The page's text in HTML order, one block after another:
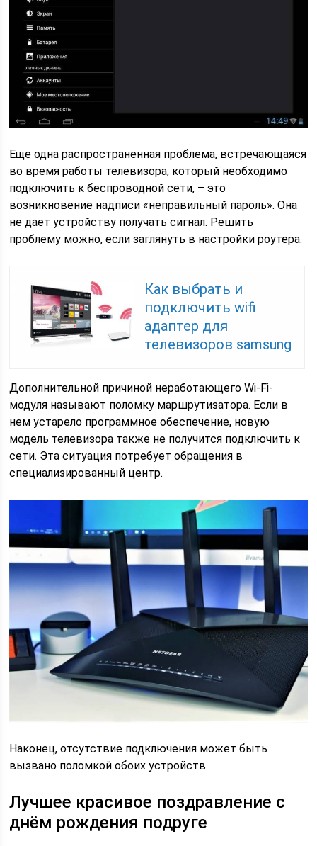
Еще одна распространенная проблема, встречающаяся
во время работы телевизора, который необходимо
подключить к беспроводной сети, – это
возникновение надписи «неправильный пароль». Она
не дает устройству получать сигнал. Решить
проблему можно, если заглянуть в настройки роутера.
Как выбрать и
подключить wifi
адаптер для
телевизоров samsung
Дополнительной причиной неработающего Wi-Fi-
модуля называют поломку маршрутизатора. Если в
нем устарело программное обеспечение, новую
модель телевизора также не получится подключить к
сети. Эта ситуация потребует обращения в
специализированный центр.
Наконец, отсутствие подключения может быть
вызвано поломкой обоих устройств.
Лучшее красивое поздравление с
днём рождения подруге